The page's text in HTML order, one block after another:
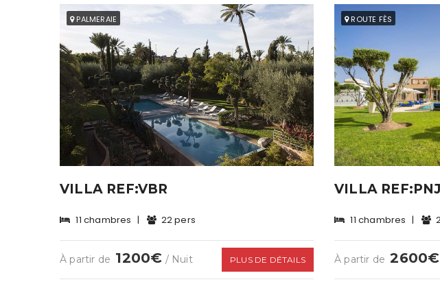
PALMERAIE
VILLA REF:VBR
11 chambres | 22 pers
À partir de 1200€ / Nuit PLUS DE DÉTAILS
ROUTE FÈS
VILLA REF:PNJ
11 chambres |
À partir de 2600€